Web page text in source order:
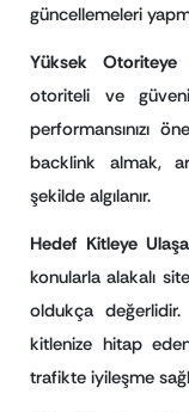
güncellemeleri
Yüksek Otoriteye
otoriteli ve
performansınızı
backlink almak,
şekilde algılanır.
Hedef Kitleye
konularla alakalı
oldukça
kitlenize hitap
trafikte iyileşme